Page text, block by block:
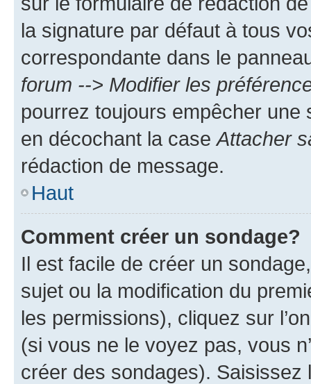
la signature par défaut à tous
correspondante dans le
forum --> Modifier les
pourrez toujours empêcher une
en décochant la caseAttacher
rédaction de message.
Haut
Comment créer un sondage?
Il est facile de créer un
sujet ou la modification du
les permissions), cliquez sur
(si vous ne le voyez pas, vous
créer des sondages).